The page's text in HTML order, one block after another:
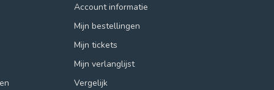
Account informatie
Mijn bestellingen
Mijn tickets
Mijn verlanglijst
Vergelijk